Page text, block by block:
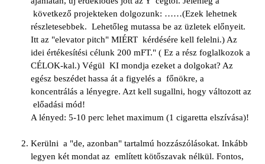
következő projekteken dolgozunk: ……(Ezek lehetnek
részletesebbek. Lehetőleg mutassa be az üzletek előnyeit.
Itt az "elevator pitch" MIÉRT kérdésére kell felelni.) Az
idei értékesítési célunk 200 mFT." ( Ez a rész foglalkozok a
CÉLOK-kal.) Végül KI mondja ezeket a dolgokat? Az
egész beszédet hassa át a figyelés a főnökre, a
koncentrálás a lényegre. Azt kell sugallni, hogy változott az
előadási mód!
A lényed: 5-10 perc lehet maximum (1 cigaretta elszívása)!
Kerülni a "de, azonban" tartalmú hozzászólásokat. Inkább
legyen két mondat az említett kötőszavak nélkül. Fontos,